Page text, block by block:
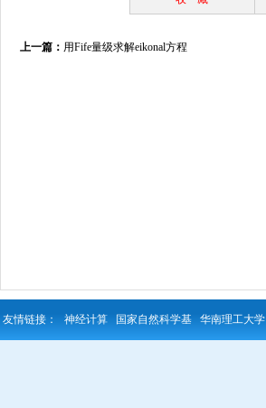
上一篇： 用Fife量级求解eikonal方程
友情链接： 神经计算 国家自然科学基 华南理工大学